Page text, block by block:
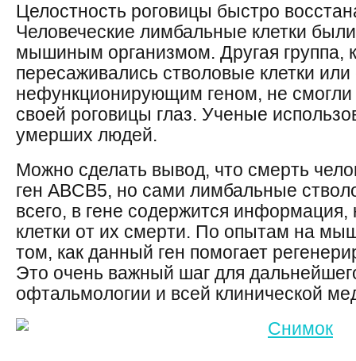
Целостность роговицы быстро
Человеческие лимбальные клетки
мышиным организмом. Другая группа,
пересаживались стволовые клетки
нефункционирующим геном, не смогли
своей роговицы глаз. Ученые
умерших людей.
Можно сделать вывод, что смерть
ген ABCB5, но сами лимбальные
всего, в гене содержится информация,
клетки от их смерти. По опытам на
том, как данный ген помогает
Это очень важный шаг для
офтальмологии и всей клинической